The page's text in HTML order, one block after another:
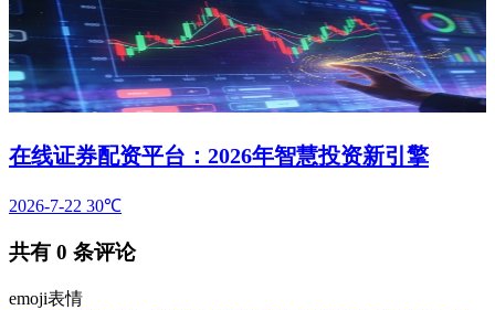
在线证券配资平台：2026年智慧投资新引擎
2026-7-22 30℃
共有 0 条评论
emoji表情